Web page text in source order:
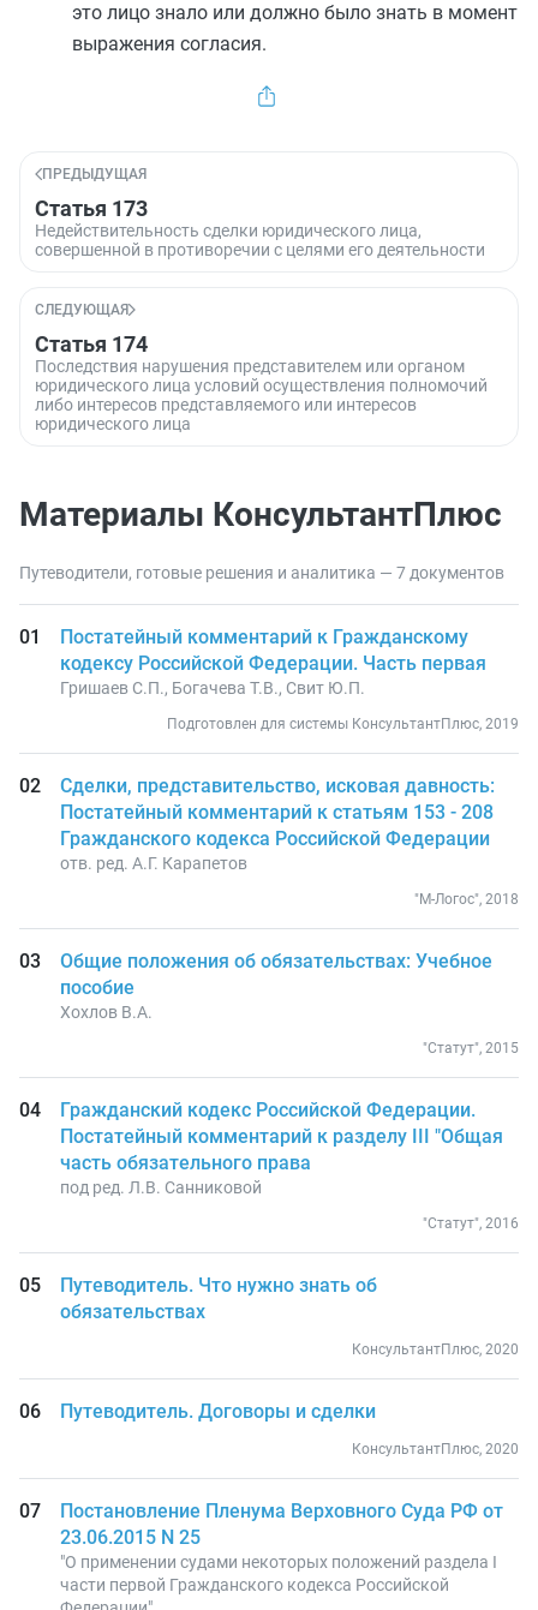
это лицо знало или должно было знать в момент
выражения согласия.
ПРЕДЫДУЩАЯ
Статья 173
Недействительность сделки юридического лица,
совершенной в противоречии с целями его деятельности
СЛЕДУЮЩАЯ
Статья 174
Последствия нарушения представителем или органом
юридического лица условий осуществления полномочий
либо интересов представляемого или интересов
юридического лица
Материалы КонсультантПлюс
Путеводители, готовые решения и аналитика — 7 документов
Постатейный комментарий к Гражданскому
кодексу Российской Федерации. Часть первая
Гришаев С.П., Богачева Т.В., Свит Ю.П.
Подготовлен для системы КонсультантПлюс, 2019
Сделки, представительство, исковая давность:
Постатейный комментарий к статьям 153 - 208
Гражданского кодекса Российской Федерации
отв. ред. А.Г. Карапетов
"М-Логос", 2018
Общие положения об обязательствах: Учебное
пособие
Хохлов В.А.
"Статут", 2015
Гражданский кодекс Российской Федерации.
Постатейный комментарий к разделу III "Общая
часть обязательного права
под ред. Л.В. Санниковой
"Статут", 2016
Путеводитель. Что нужно знать об
обязательствах
КонсультантПлюс, 2020
Путеводитель. Договоры и сделки
КонсультантПлюс, 2020
Постановление Пленума Верховного Суда РФ от
23.06.2015 N 25
"О применении судами некоторых положений раздела I
части первой Гражданского кодекса Российской